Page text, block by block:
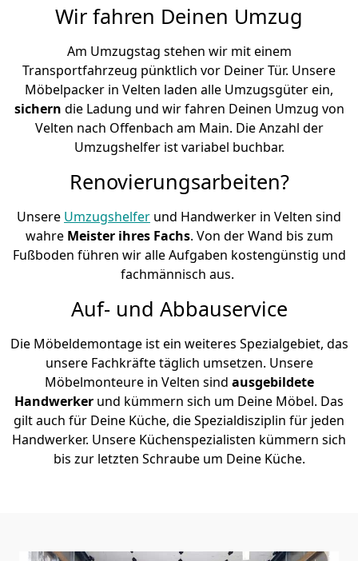
Wir fahren Deinen Umzug
Am Umzugstag stehen wir mit einem
Transportfahrzeug pünktlich vor Deiner Tür. Unsere
Möbelpacker in Velten laden alle Umzugsgüter ein,
sichern die Ladung und wir fahren Deinen Umzug von
Velten nach Offenbach am Main. Die Anzahl der
Umzugshelfer ist variabel buchbar.
Renovierungsarbeiten?
Unsere Umzugshelfer und Handwerker in Velten sind
wahre Meister ihres Fachs. Von der Wand bis zum
Fußboden führen wir alle Aufgaben kostengünstig und
fachmännisch aus.
Auf- und Abbauservice
Die Möbeldemontage ist ein weiteres Spezialgebiet, das
unsere Fachkräfte täglich umsetzen. Unsere
Möbelmonteure in Velten sind ausgebildete
Handwerker und kümmern sich um Deine Möbel. Das
gilt auch für Deine Küche, die Spezialdisziplin für jeden
Handwerker. Unsere Küchenspezialisten kümmern sich
bis zur letzten Schraube um Deine Küche.